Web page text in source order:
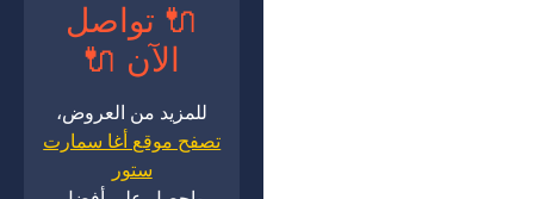
🔌 تواصل
الآن 🔌
للمزيد من العروض،
تصفح موقع أغا سمارت
ستور